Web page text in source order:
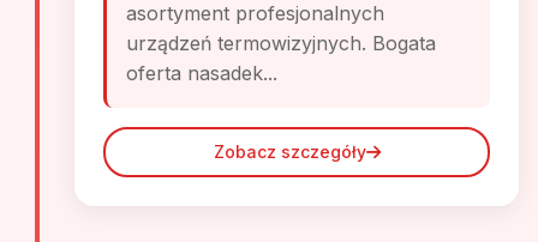
asortyment profesjonalnych
urządzeń termowizyjnych. Bogata
oferta nasadek...
Zobacz szczegóły